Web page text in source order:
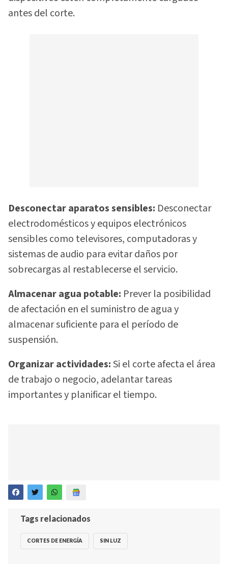
antes del corte.
Desconectar aparatos sensibles: Desconectar
electrodomésticos y equipos electrónicos
sensibles como televisores, computadoras y
sistemas de audio para evitar daños por
sobrecargas al restablecerse el servicio.
Almacenar agua potable: Prever la posibilidad
de afectación en el suministro de agua y
almacenar suficiente para el período de
suspensión.
Organizar actividades:Si el corte afecta el área
de trabajo o negocio, adelantar tareas
importantes y planificar el tiempo.
Tags relacionados
CORTES DE ENERGÍA SIN LUZ